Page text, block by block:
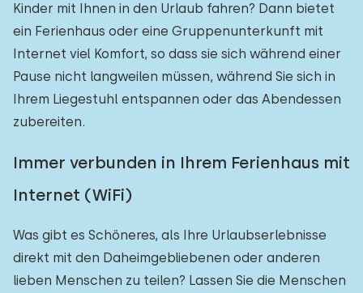
Kinder mit Ihnen in den Urlaub fahren? Dann bietet
ein Ferienhaus oder eine Gruppenunterkunft mit
Internet viel Komfort, so dass sie sich während einer
Pause nicht langweilen müssen, während Sie sich in
Ihrem Liegestuhl entspannen oder das Abendessen
zubereiten.
Immer verbunden in Ihrem Ferienhaus mit
Internet (WiFi)
Was gibt es Schöneres, als Ihre Urlaubserlebnisse
direkt mit den Daheimgebliebenen oder anderen
lieben Menschen zu teilen? Lassen Sie die Menschen